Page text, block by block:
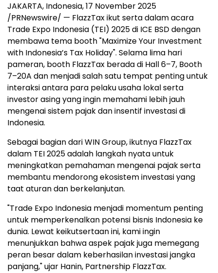
JAKARTA, Indonesia,17 November 2025
/PRNewswire/ — FlazzTax ikut serta dalam acara
Trade Expo Indonesia (TEI) 2025 di ICE BSD dengan
membawa tema booth "Maximize Your Investment
with Indonesia’s Tax Holiday". Selama lima hari
pameran, booth FlazzTax berada di Hall 6–7, Booth
7–20A dan menjadi salah satu tempat penting untuk
interaksi antara para pelaku usaha lokal serta
investor asing yang ingin memahami lebih jauh
mengenai sistem pajak dan insentif investasi di
Indonesia.
Sebagai bagian dari WIN Group, ikutnya FlazzTax
dalam TEI 2025 adalah langkah nyata untuk
meningkatkan pemahaman mengenai pajak serta
membantu mendorong ekosistem investasi yang
taat aturan dan berkelanjutan.
"Trade Expo Indonesia menjadi momentum penting
untuk memperkenalkan potensi bisnis Indonesia ke
dunia. Lewat keikutsertaan ini, kami ingin
menunjukkan bahwa aspek pajak juga memegang
peran besar dalam keberhasilan investasi jangka
panjang," ujar Hanin, Partnership FlazzTax.